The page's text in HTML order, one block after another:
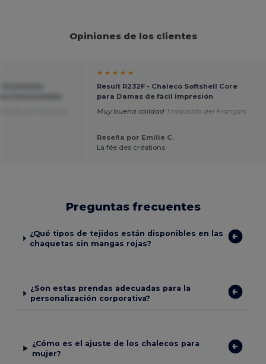
Opiniones de los clientes
★ ★ ★ ★ ★
Result R232F - Chaleco Softshell Core
para Damas de fácil impresión
Muy buena calidad Traducido del Français
Reseña por Emilie C.
La fée des créations
Preguntas frecuentes
¿Qué tipos de tejidos están disponibles en las
chaquetas sin mangas rojas?
¿Son estas prendas adecuadas para la
personalización corporativa?
¿Cómo es el ajuste de los chalecos para
mujer?